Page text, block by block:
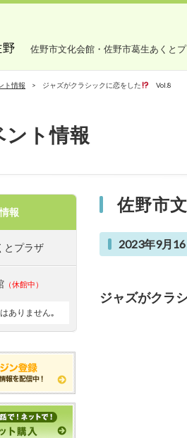
佐野市文化会館・佐野市葛生あくと
ト情報 ジャズがクラシックに恋をした Vol.8
ント情報
佐野市
2023年9月
ジャズがクラ
報
とプラザ
（休館中）
ありません｡